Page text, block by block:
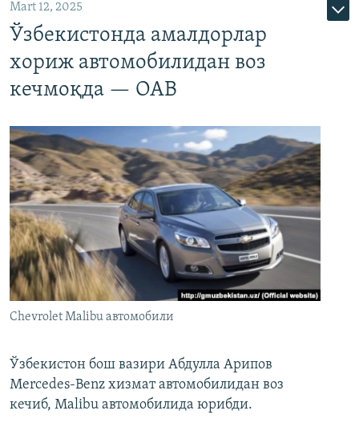
Mart 12, 2025
Ўзбекистонда амалдорлар
хориж автомобилидан воз
кечмоқда — ОАВ
Chevrolet Malibu автомобили
Ўзбекистон бош вазири Абдулла Арипов
Mercedes-Benz хизмат автомобилидан воз
кечиб, Malibu автомобилида юрибди.